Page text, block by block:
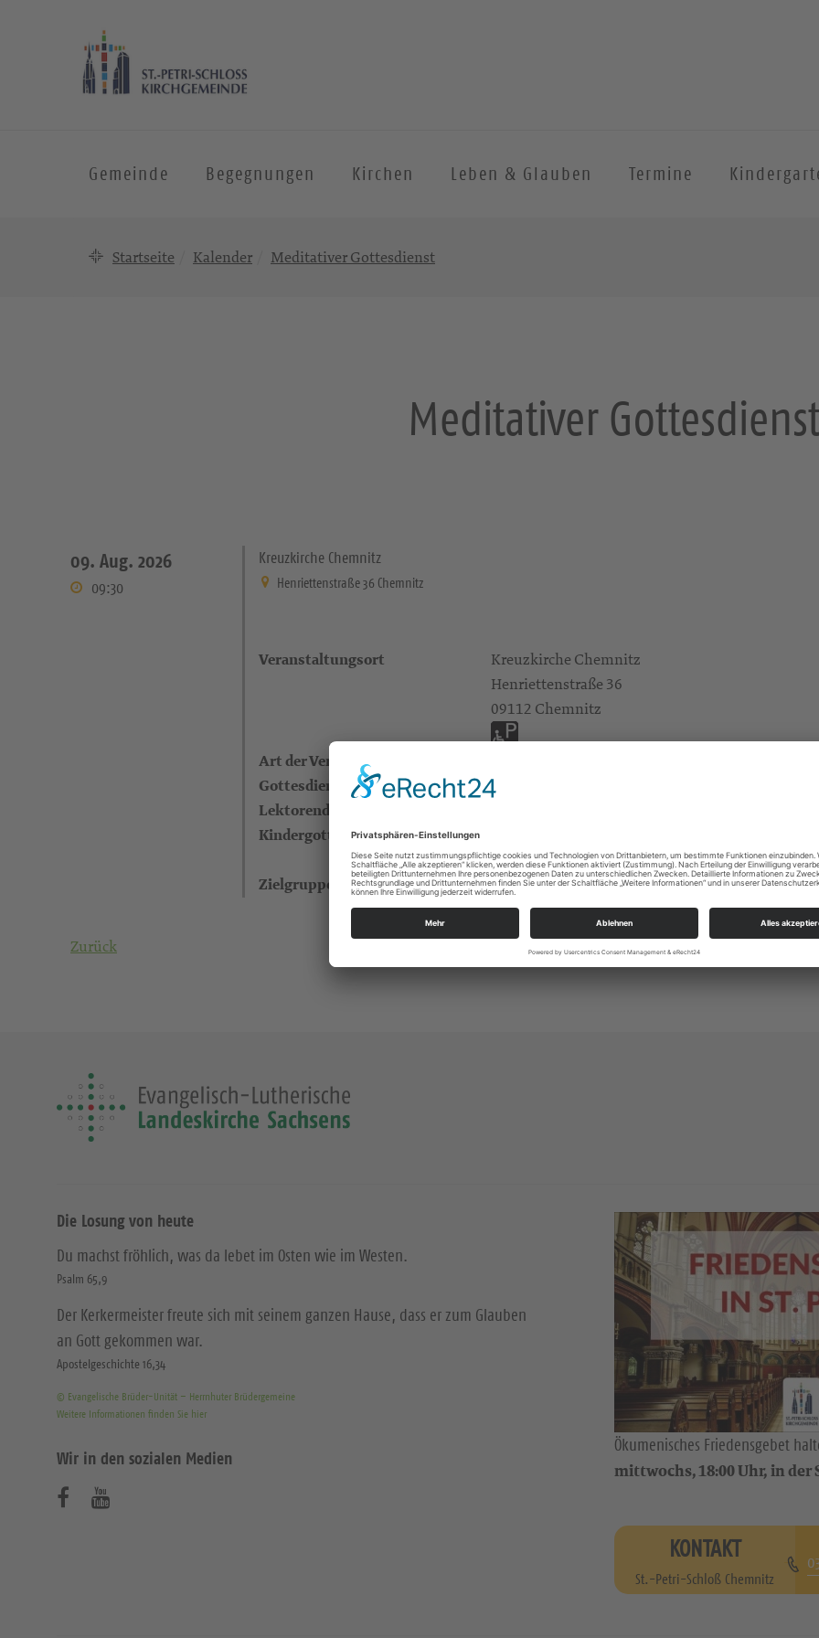
Gemeinde Begegnungen Kirchen Leben & Glauben Termine
Startseite Kalender Meditativer Gottesdienst
Meditativer
09. Aug. 2026
09:30
Kreuzkirche Chemnitz
Henriettenstraße 36 Chemnitz
Veranstaltungsort
Kreuzkirche Chemnitz
Henriettenstraße 36
09112 Chemnitz
Art der Veranstaltung
Gottesdienstleitende Pfarrerin Cornelia Henze
Lektorendienst
Kindergottesdienst
Kreuzkirche Chemnitz
Zielgruppe Alle
Zurück
Die Losung von heute
Du machst fröhlich, was da lebet im Osten wie im Westen.
Psalm 65,9
Der Kerkermeister freute sich mit seinem ganzen Hause, dass er zum Glauben
an Gott gekommen war.
Apostelgeschichte 16,34
© Evangelische Brüder-Unität – Herrnhuter Brüdergemeine
Weitere Informationen finden Sie hier
Wir in den sozialen Medien
Ökumenisches Friedensgebet
mittwochs, 18:00 Uhr, in der
KONTAKT
St.-Petri-Schloß Chemnitz